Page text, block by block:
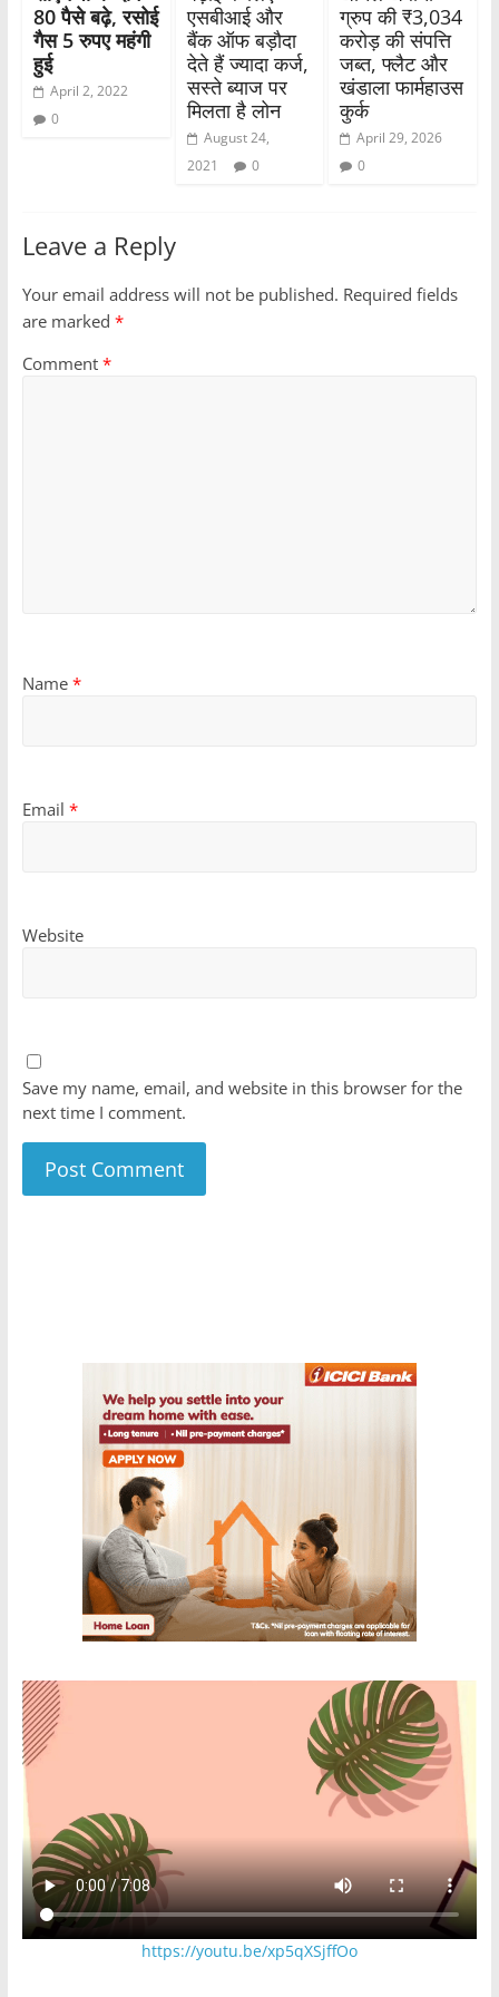
80 पैसे बढ़े, रसोई
गैस 5 रुपए महंगी
हुई
April 2, 2022
0
एसबीआई और
बैंक ऑफ बड़ौदा
देते हैं ज्यादा कर्ज,
सस्ते ब्याज पर
मिलता है लोन
August 24,
2021
0
ग्रुप की ₹3,034
करोड़ की संपत्ति
जब्त, फ्लैट और
खंडाला फार्महाउस
कुर्क
April 29, 2026
0
Leave a Reply
Your email address will not be published. Required fields
are marked *
Comment *
Name *
Email *
Website
Save my name, email, and website in this browser for the
next time I comment.
https://youtu.be/xp5qXSjffOo